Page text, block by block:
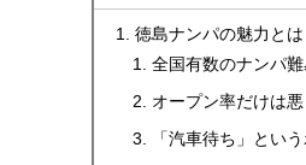
徳島ナンパの魅力とは
全国有数のナンパ
オープン率だけは
「汽車待ち」とい